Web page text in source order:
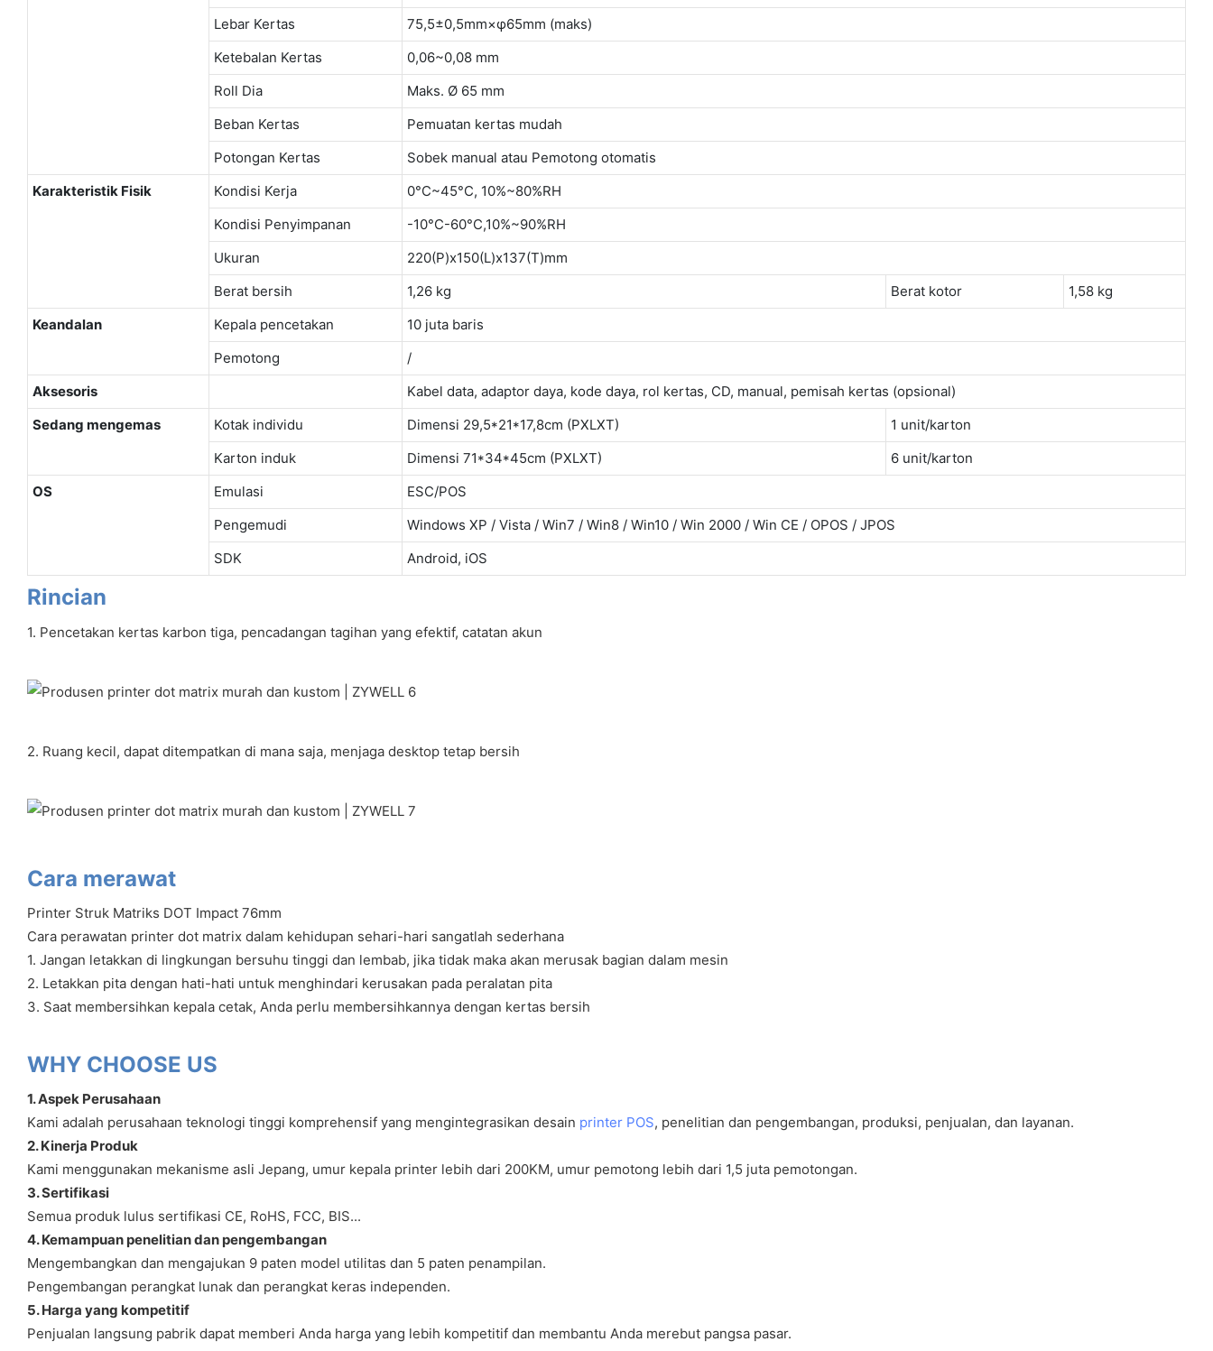
Lebar Kertas
75,5±0,5mm×φ65mm (maks)
Ketebalan Kertas
0,06~0,08 mm
Roll Dia
Maks. Ø 65 mm
Beban Kertas
Pemuatan kertas mudah
Potongan Kertas
Sobek manual atau Pemotong otomatis
Karakteristik Fisik
Kondisi Kerja
0°C~45°C, 10%~80%RH
Kondisi Penyimpanan
-10°C-60°C,10%~90%RH
Ukuran
220(P)x150(L)x137(T)mm
Berat bersih
1,26 kg Berat kotor
1,58 kg
Keandalan
Kepala pencetakan
10 juta baris
Pemotong
/
Aksesoris
Kabel data, adaptor daya, kode daya, rol kertas, CD, manual, pemisah kertas (opsional)
Sedang mengemas
Kotak individu Dimensi 29,5*21*17,8cm (PXLXT)
1 unit/karton
Karton induk
Dimensi 71*34*45cm (PXLXT)
6 unit/karton
OS
Emulasi
ESC/POS
Pengemudi
Windows XP / Vista / Win7 / Win8 / Win10 / Win 2000 / Win CE / OPOS / JPOS
SDK
Android, iOS
Rincian
1. Pencetakan kertas karbon tiga, pencadangan tagihan yang efektif, catatan akun
2. Ruang kecil, dapat ditempatkan di mana saja, menjaga desktop tetap bersih
Cara merawat
Printer Struk Matriks DOT Impact 76mm
Cara perawatan printer dot matrix dalam kehidupan sehari-hari sangatlah sederhana
1. Jangan letakkan di lingkungan bersuhu tinggi dan lembab, jika tidak maka akan merusak bagian dalam mesin
2. Letakkan pita dengan hati-hati untuk menghindari kerusakan pada peralatan pita
3. Saat membersihkan kepala cetak, Anda perlu membersihkannya dengan kertas bersih
WHY CHOOSE US
1. Aspek Perusahaan
Kami adalah perusahaan teknologi tinggi komprehensif yang mengintegrasikan desain printer POS, penelitian dan pengembangan, produksi, penjualan, dan layanan.
2. Kinerja Produk
Kami menggunakan mekanisme asli Jepang, umur kepala printer lebih dari 200KM, umur pemotong lebih dari 1,5 juta pemotongan.
3. Sertifikasi
Semua produk lulus sertifikasi CE, RoHS, FCC, BIS...
4. Kemampuan penelitian dan pengembangan
Mengembangkan dan mengajukan 9 paten model utilitas dan 5 paten penampilan.
Pengembangan perangkat lunak dan perangkat keras independen.
5. Harga yang kompetitif
Penjualan langsung pabrik dapat memberi Anda harga yang lebih kompetitif dan membantu Anda merebut pangsa pasar.